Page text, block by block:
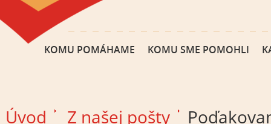
KOMU POMÁHAME KOMU SME POMOHLI
Úvod Z našej pošty